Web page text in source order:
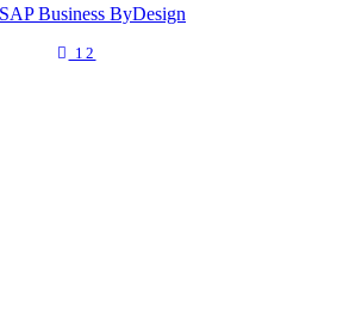
Business ByDesign
12